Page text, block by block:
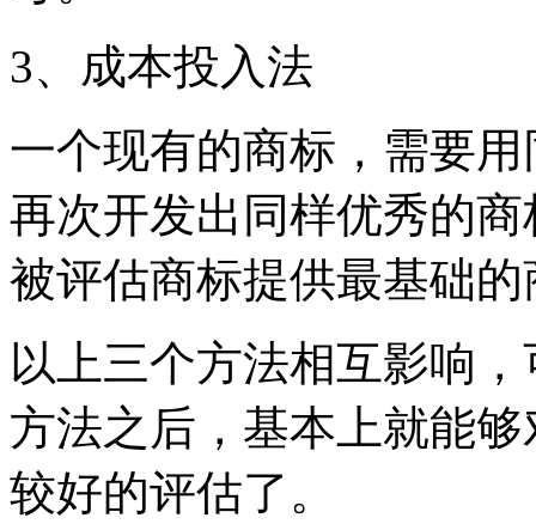
3、成本投入法
一个现有的商标，需要
再次开发出同样优秀的
被评估商标提供最基础
以上三个方法相互影响
方法之后，基本上就能
较好的评估了。